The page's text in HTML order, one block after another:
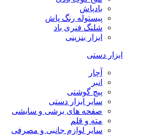
بادپاش
پیستوله رنگ پاش
شلنگ فنری باد
ابزار بنزینی
ابزار دستی
آچار
انبر
پیچ گوشتی
سایر ابزار دستی
صفحه های برشی و سایشی
مته و قلم
سایر لوازم جانبی و مصرفی